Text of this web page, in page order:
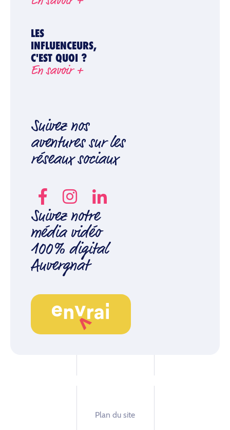
LES
INFLUENCEURS,
C'EST QUOI ?
En savoir +
Suivez nos
aventures sur les
réseaux sociaux
Suivez notre
média vidéo
100% digital
Auvergnat
Plan du site